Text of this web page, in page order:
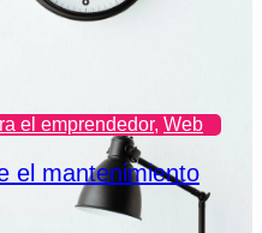
el emprendedor, Web
el mantenimiento